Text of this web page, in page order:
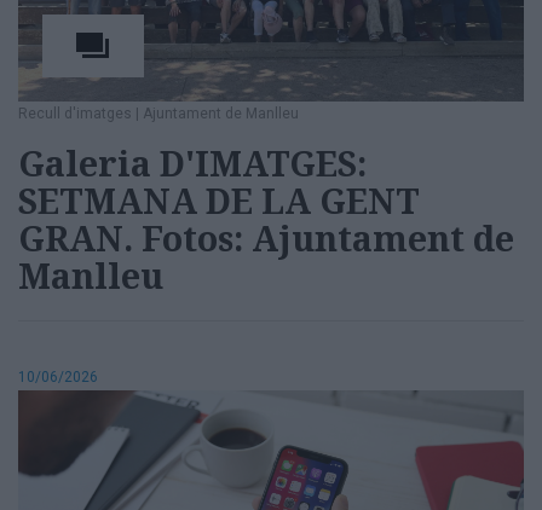
Recull d'imatges Ajuntament de Manlleu
Galeria D'IMATGES:
SETMANA DE LA GENT
GRAN. Fotos: Ajuntament de
Manlleu
10/06/2026